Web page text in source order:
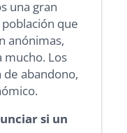
una gran
que
anónimas,
mucho. Los
abandono,
si un